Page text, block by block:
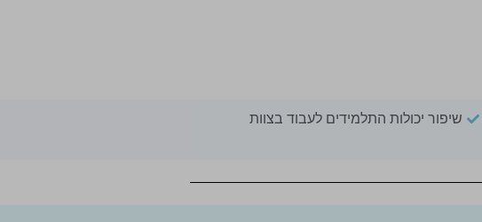
שיפור יכולות התלמידים לעבוד בצוות